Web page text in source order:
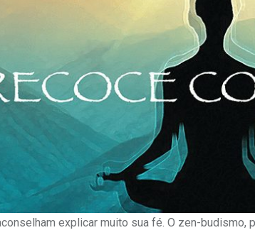
explicar muito sua fé. O zen-budismo,